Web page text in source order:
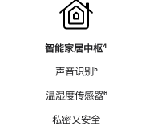
智能家居中枢脚
⁴
声音识别脚
⁵
温湿度传感器脚
⁶
私密又安全